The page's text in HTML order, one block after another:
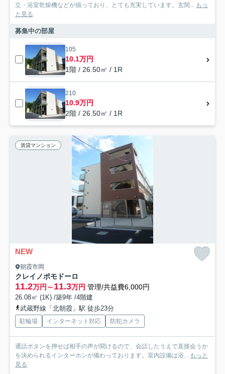
立・浴室乾燥機などが揃っており、とても充実しています。玄関...
もっ
と見る
募集中の部屋
105
10.1万円
1階 / 26.50㎡ / 1R
210
10.9万円
2階 / 26.50㎡ / 1R
賃貸マンション
NEW
朝霞市岡
クレイノポモドーロ
11.2万円～11.3万円 管理/共益費6,000円
26.08㎡ (1K) /築9年 /4階建
武蔵野線「北朝霞」駅 徒歩23分
駐輪場 インターネット対応 防犯カメラ
通話ボタンを押せば相手の声が聞けるので、会話したうえで直接会うか
を決められるインターホンが備わっております。室内設備は浴...
もっと
見る